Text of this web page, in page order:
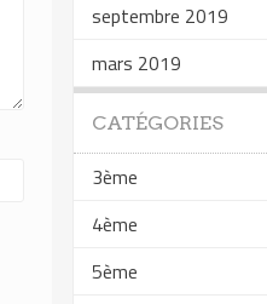
septembre 2019
mars 2019
CATÉGORIES
3ème
4ème
5ème